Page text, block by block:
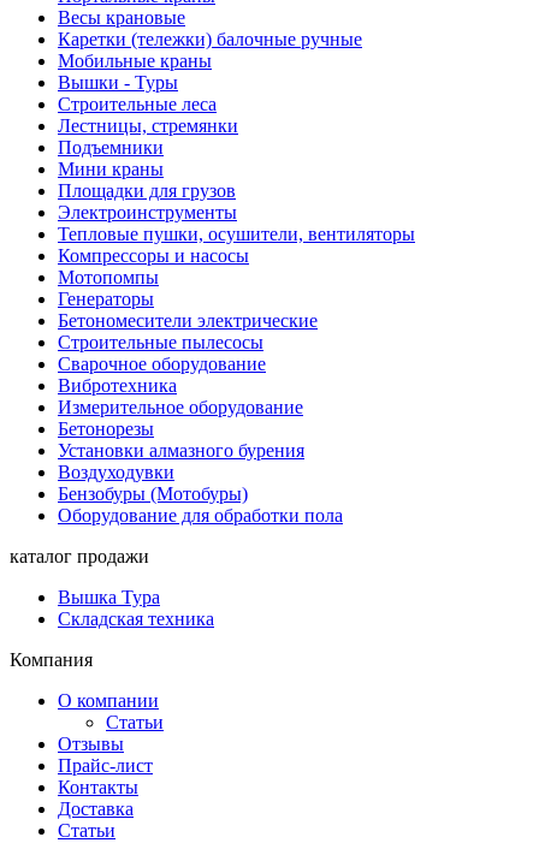
Весы крановые
Каретки (тележки) балочные ручные
Мобильные краны
Вышки - Туры
Строительные леса
Лестницы, стремянки
Подъемники
Мини краны
Площадки для грузов
Электроинструменты
Тепловые пушки, осушители, вентиляторы
Компрессоры и насосы
Мотопомпы
Генераторы
Бетономесители электрические
Строительные пылесосы
Сварочное оборудование
Вибротехника
Измерительное оборудование
Бетонорезы
Установки алмазного бурения
Воздуходувки
Бензобуры (Мотобуры)
Оборудование для обработки пола
каталог продажи
Вышка Тура
Складская техника
Компания
О компании
Статьи
Отзывы
Прайс-лист
Контакты
Доставка
Статьи